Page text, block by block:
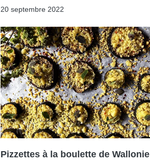
20 septembre 2022
Pizzettes à la boulette de Wallonie